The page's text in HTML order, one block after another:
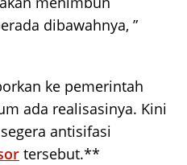
dibawahnya, ”
ke pemerintah
ada realisasinya. Kini
antisifasi
tersebut.**